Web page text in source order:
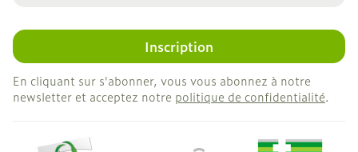
Inscription
En cliquant sur s'abonner, vous vous abonnez à notre
newsletter et acceptez notre politique de confidentialité.